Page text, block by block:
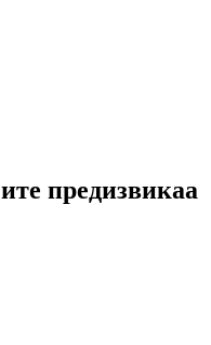
предизвикаа